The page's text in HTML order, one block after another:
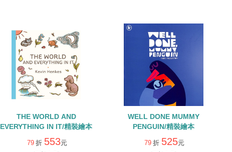
THE WORLD AND
EVERYTHING IN IT/精裝繪本
79 折 553元
WELL DONE MUMMY
PENGUIN/精裝繪本
79 折 525元